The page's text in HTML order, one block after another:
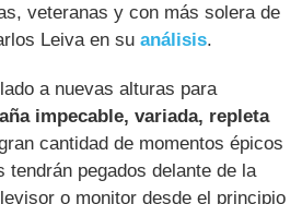
veteranas y con más solera de
Leiva en suanálisis.
a nuevas alturas para
impecable, variada, repleta
cantidad de momentos épicos
tendrán pegados delante de la
o monitor desde el principio